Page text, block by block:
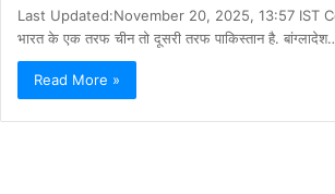
Last Updated:November 20, 2025, 13:57 IST
भारत के एक तरफ चीन तो दूसरी तरफ पाकिस्‍तान है.
Read More »